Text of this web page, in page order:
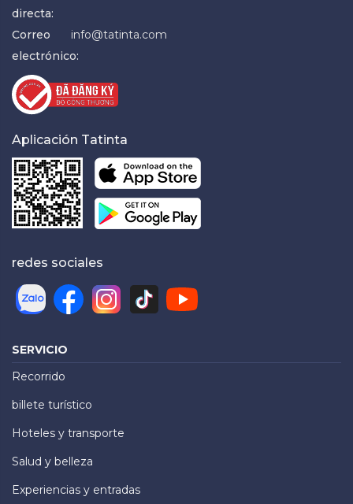
directa:
Correo
electrónico:
info@tatinta.com
Aplicación Tatinta
redes sociales
SERVICIO
Recorrido
billete turístico
Hoteles y transporte
Salud y belleza
Experiencias y entradas